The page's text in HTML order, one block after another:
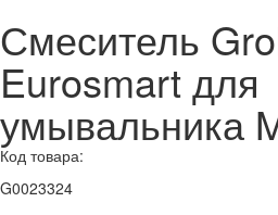
Смеситель
Eurosmart для
умывальника
Код товара:
G0023324